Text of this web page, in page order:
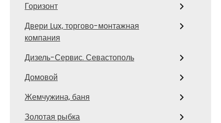
Горизонт
Двери Lux, торгово-монтажная
компания
Дизель-Сервис. Севастополь
Домовой
Жемчужина, баня
Золотая рыбка